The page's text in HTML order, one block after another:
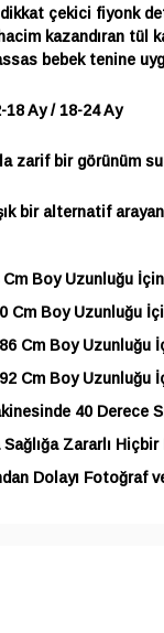
dikkat çekici fiyonk
kazandıran tül
bebek tenine
18 Ay / 18-24 Ay
zarif bir görünüm
bir alternatif
Boy Uzunluğu
Cm Boy Uzunluğu
Cm Boy Uzunluğu
Cm Boy Uzunluğu
40 Derece
Zararlı Hiçbir
Dolayı Fotoğraf